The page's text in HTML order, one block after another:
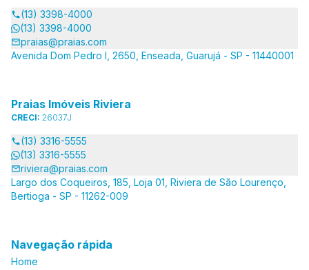
(13) 3398-4000
(13) 3398-4000
praias@praias.com
Avenida Dom Pedro I, 2650, Enseada, Guarujá - SP - 11440001
Praias Imóveis Riviera
CRECI: 26037J
(13) 3316-5555
(13) 3316-5555
riviera@praias.com
Largo dos Coqueiros, 185, Loja 01, Riviera de São Lourenço,
Bertioga - SP - 11262-009
Navegação rápida
Home